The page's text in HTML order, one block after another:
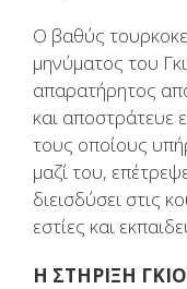
Ο βαθύς
μηνύματος του
απαρατήρητος
και αποστράτευε
τους οποίους
μαζί του,
διεισδύσει στις
εστίες και
Η ΣΤΗΡΙΞΗ